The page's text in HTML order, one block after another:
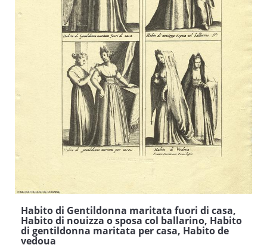
Habito di Gentildonna maritata fuori di casa,
Habito di nouizza o sposa col ballarino, Habito
di gentildonna maritata per casa, Habito de
vedoua